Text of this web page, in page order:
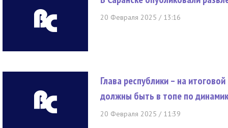
20 Февраля 2025 / 13:16
Глава республики – на
должны быть в топе по
20 Февраля 2025 / 11:39